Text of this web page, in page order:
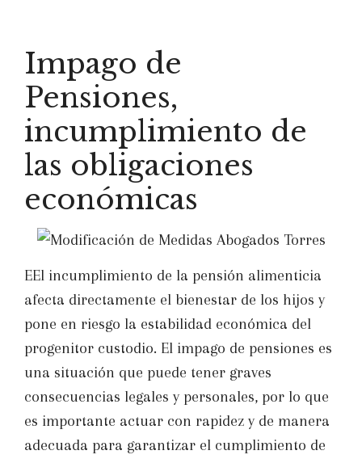
Impago de
Pensiones,
incumplimiento de
las obligaciones
económicas
EEl incumplimiento de la pensión alimenticia
afecta directamente el bienestar de los hijos y
pone en riesgo la estabilidad económica del
progenitor custodio. El impago de pensiones es
una situación que puede tener graves
consecuencias legales y personales, por lo que
es importante actuar con rapidez y de manera
adecuada para garantizar el cumplimiento de